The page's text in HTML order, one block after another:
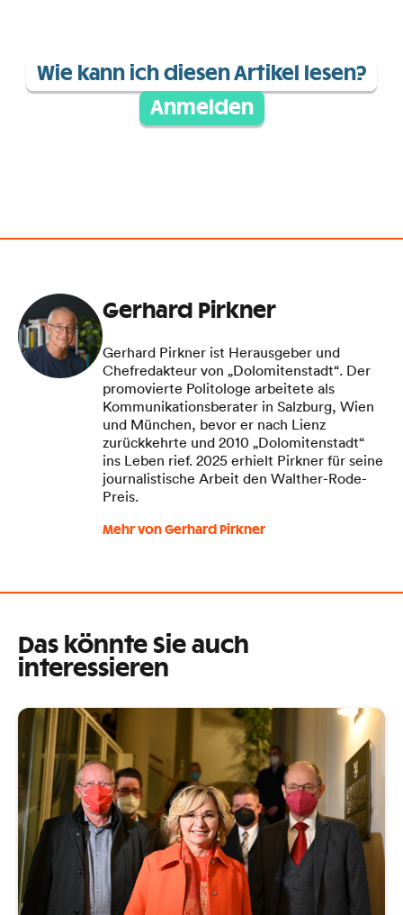
Wie kann ich diesen Artikel lesen?
Anmelden
Gerhard Pirkner
Gerhard Pirkner ist Herausgeber und
Chefredakteur von „Dolomitenstadt“. Der
promovierte Politologe arbeitete als
Kommunikationsberater in Salzburg, Wien
und München, bevor er nach Lienz
zurückkehrte und 2010 „Dolomitenstadt“
ins Leben rief. 2025 erhielt Pirkner für seine
journalistische Arbeit den Walther-Rode-
Preis.
Mehr von Gerhard Pirkner
Das könnte Sie auch
interessieren